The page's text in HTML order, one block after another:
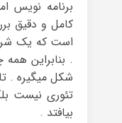
برنامه نویس
کامل و دقیق
است که یک
. بنابراین
شکل میگیره .
تئوری نیست
بیافتد .